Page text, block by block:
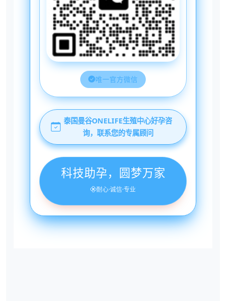
唯一官方微信
泰国曼谷ONELIFE生殖中心好孕咨
询，联系您的专属顾问
科技助孕，圆梦万家
耐心·诚信·专业